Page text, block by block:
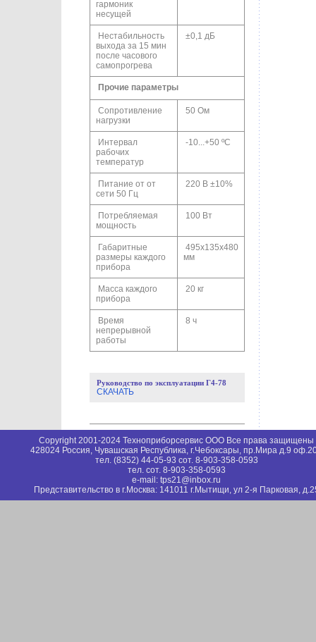
гармоник
несущей
Нестабильность
выхода за 15 мин
после часового
самопрогрева
±0,1 дБ
Прочие параметры
Сопротивление
нагрузки
50 Ом
Интервал
рабочих
температур
-10...+50 ºС
Питание от от
сети 50 Гц
220 В ±10%
Потребляемая
мощность
100 Вт
Габаритные
размеры каждого
прибора
495х135х480
мм
Масса каждого
прибора
20 кг
Время
непрерывной
работы
8 ч
Руководство по эксплуатации Г4-78
СКАЧАТЬ
Copyright 2001-2024 Техноприборсервис ООО Все права защищены
428024 Россия, Чувашская Республика, г.Чебоксары, пр.Мира д.9
тел. (8352) 44-05-93 сот. 8-903-358-0593
тел. сот. 8-903-358-0593
e-mail: tps21@inbox.ru
Представительство в г.Москва: 141011 г.Мытищи, ул 2-я Парковая,